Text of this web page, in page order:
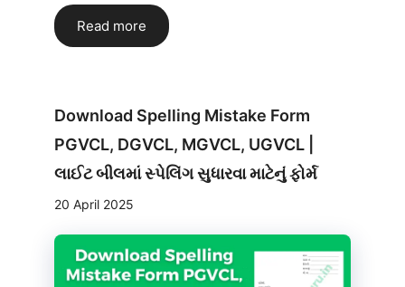
Read more
Download Spelling Mistake Form
PGVCL, DGVCL, MGVCL, UGVCL |
લાઈટ બીલમાં સ્પેલિંગ સુધારવા માટેનું ફોર્મ
20 April 2025